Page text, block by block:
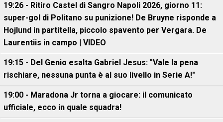
19:26 - Ritiro Castel di Sangro Napoli 2026, giorno 11:
super-gol di Politano su punizione! De Bruyne risponde a
Hojlund in partitella, piccolo spavento per Vergara. De
Laurentiis in campo | VIDEO
19:15 - Del Genio esalta Gabriel Jesus: "Vale la pena
rischiare, nessuna punta è al suo livello in Serie A!"
19:00 - Maradona Jr torna a giocare: il comunicato
ufficiale, ecco in quale squadra!